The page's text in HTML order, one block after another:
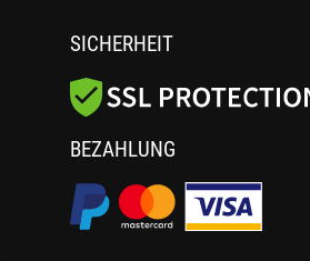
SICHERHEIT
BEZAHLUNG